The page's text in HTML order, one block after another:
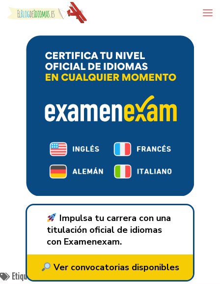
Skip to content
Impulsa tu carrera con una
titulación oficial de idiomas
con Examenexam.
Ver convocatorias disponibles
Etiquetado: